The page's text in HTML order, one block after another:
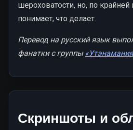
шероховатости, но, по крайней
понимает, что делает.
Перевод на русский язык
фанатки с группы
Скриншоты и